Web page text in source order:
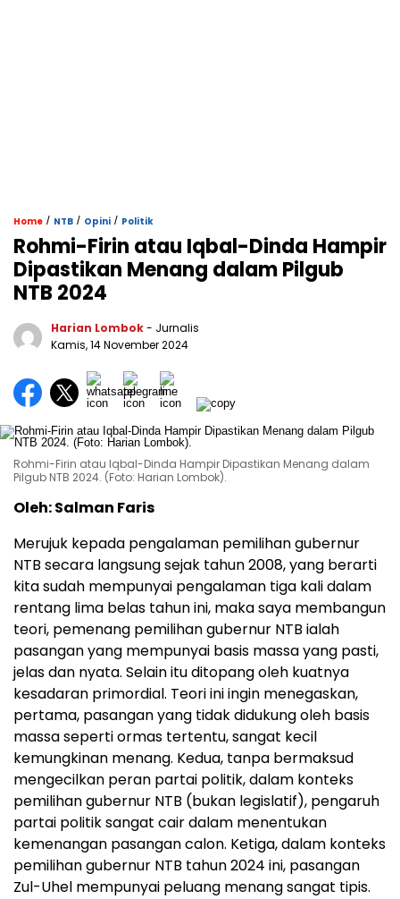
Home / NTB / Opini / Politik
Rohmi-Firin atau Iqbal-Dinda Hampir
Dipastikan Menang dalam Pilgub
NTB 2024
Harian Lombok- Jurnalis
Kamis, 14 November 2024
Rohmi-Firin atau Iqbal-Dinda Hampir Dipastikan Menang dalam
Pilgub NTB 2024. (Foto: Harian Lombok).
Oleh: Salman Faris
Merujuk kepada pengalaman pemilihan gubernur
NTB secara langsung sejak tahun 2008, yang berarti
kita sudah mempunyai pengalaman tiga kali dalam
rentang lima belas tahun ini, maka saya membangun
teori, pemenang pemilihan gubernur NTB ialah
pasangan yang mempunyai basis massa yang pasti,
jelas dan nyata. Selain itu ditopang oleh kuatnya
kesadaran primordial. Teori ini ingin menegaskan,
pertama, pasangan yang tidak didukung oleh basis
massa seperti ormas tertentu, sangat kecil
kemungkinan menang. Kedua, tanpa bermaksud
mengecilkan peran partai politik, dalam konteks
pemilihan gubernur NTB (bukan legislatif), pengaruh
partai politik sangat cair dalam menentukan
kemenangan pasangan calon. Ketiga, dalam konteks
pemilihan gubernur NTB tahun 2024 ini, pasangan
Zul-Uhel mempunyai peluang menang sangat tipis.